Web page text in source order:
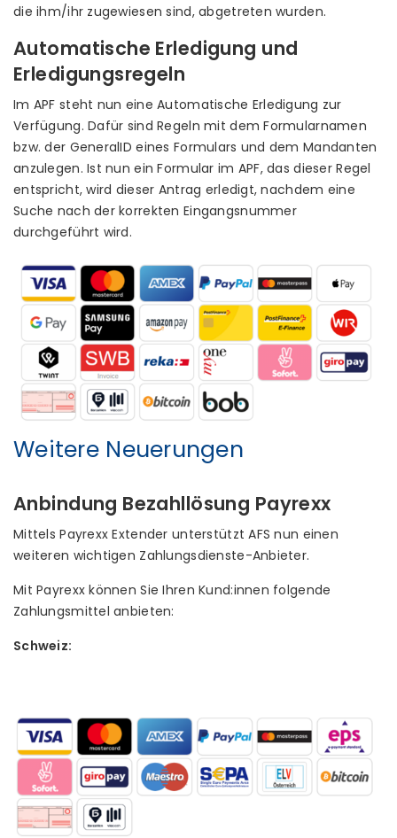
die ihm/ihr zugewiesen sind, abgetreten wurden.
Automatische Erledigung und
Erledigungsregeln
Im APF steht nun eine Automatische Erledigung zur
Verfügung. Dafür sind Regeln mit dem Formularnamen
bzw. der GeneralID eines Formulars und dem Mandanten
anzulegen. Ist nun ein Formular im APF, das dieser Regel
entspricht, wird dieser Antrag erledigt, nachdem eine
Suche nach der korrekten Eingangsnummer
durchgeführt wird.
Weitere Neuerungen
Anbindung Bezahllösung Payrexx
Mittels Payrexx Extender unterstützt AFS nun einen
weiteren wichtigen Zahlungsdienste-Anbieter.
Mit Payrexx können Sie Ihren Kund:innen folgende
Zahlungsmittel anbieten:
Schweiz: